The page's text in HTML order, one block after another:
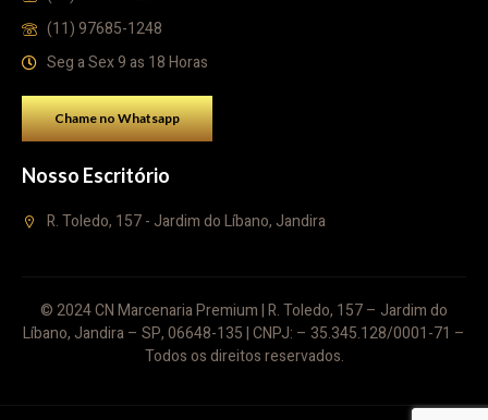
(11) 97685-1248
Seg a Sex 9 as 18 Horas
Chame no Whatsapp
Nosso Escritório
R. Toledo, 157 - Jardim do Líbano, Jandira
© 2024 CN Marcenaria Premium | R. Toledo, 157 – Jardim do
Líbano, Jandira – SP, 06648-135 | CNPJ: – 35.345.128/0001-71 –
Todos os direitos reservados.